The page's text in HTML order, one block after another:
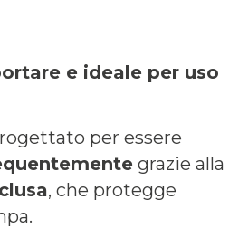
e ideale per uso
per essere
grazie alla
, che protegge